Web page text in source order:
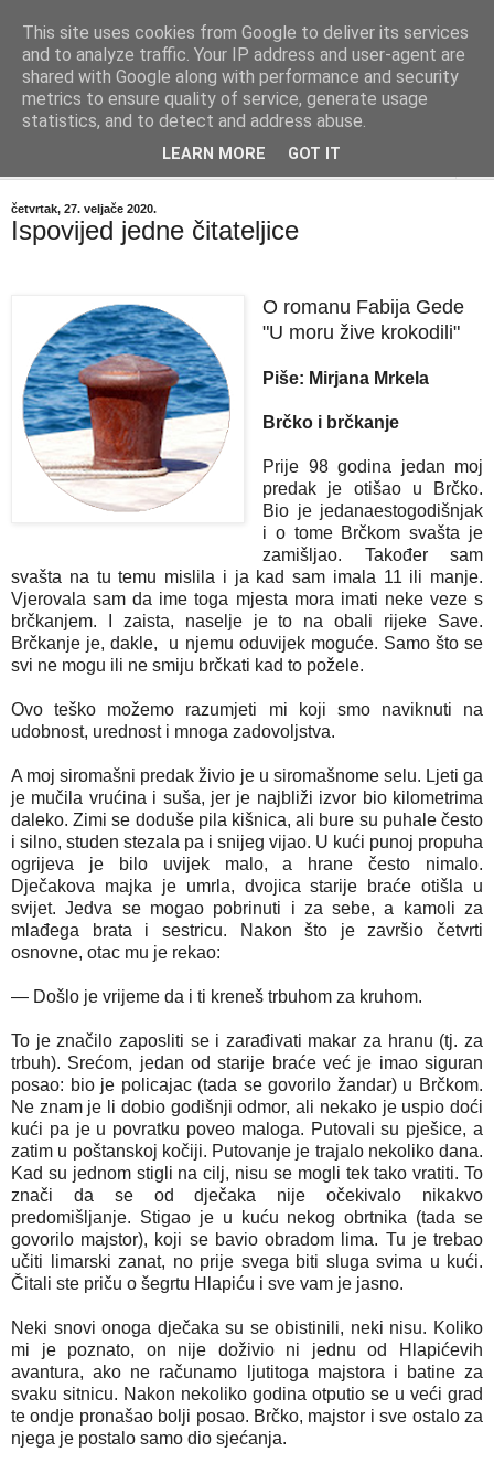
"Kvaka"
Časopis za književnost ISSN 2459-5632
četvrtak, 27. veljače 2020.
Ispovijed jedne čitateljice
O romanu Fabija Gede
"U moru žive krokodili"
Piše: Mirjana Mrkela
Brčko i brčkanje
Prije 98 godina jedan moj
predak je otišao u Brčko.
Bio je jedanaestogodišnjak
i o tome Brčkom svašta je
zamišljao. Također sam
svašta na tu temu mislila i ja kad sam imala 11 ili manje.
Vjerovala sam da ime toga mjesta mora imati neke veze s
brčkanjem. I zaista, naselje je to na obali rijeke Save.
Brčkanje je, dakle, u njemu oduvijek moguće. Samo što se
svi ne mogu ili ne smiju brčkati kad to požele.
Ovo teško možemo razumjeti mi koji smo naviknuti na
udobnost, urednost i mnoga zadovoljstva.
A moj siromašni predak živio je u siromašnome selu. Ljeti ga
je mučila vrućina i suša, jer je najbliži izvor bio kilometrima
daleko. Zimi se doduše pila kišnica, ali bure su puhale često
i silno, studen stezala pa i snijeg vijao. U kući punoj propuha
ogrijeva je bilo uvijek malo, a hrane često nimalo.
Dječakova majka je umrla, dvojica starije braće otišla u
svijet. Jedva se mogao pobrinuti i za sebe, a kamoli za
mlađega brata i sestricu. Nakon što je završio četvrti
osnovne, otac mu je rekao:
— Došlo je vrijeme da i ti kreneš trbuhom za kruhom.
To je značilo zaposliti se i zarađivati makar za hranu (tj. za
trbuh). Srećom, jedan od starije braće već je imao siguran
posao: bio je policajac (tada se govorilo žandar) u Brčkom.
Ne znam je li dobio godišnji odmor, ali nekako je uspio doći
kući pa je u povratku poveo maloga. Putovali su pješice, a
zatim u poštanskoj kočiji. Putovanje je trajalo nekoliko dana.
Kad su jednom stigli na cilj, nisu se mogli tek tako vratiti. To
znači da se od dječaka nije očekivalo nikakvo
predomišljanje. Stigao je u kuću nekog obrtnika (tada se
govorilo majstor), koji se bavio obradom lima. Tu je trebao
učiti limarski zanat, no prije svega biti sluga svima u kući.
Čitali ste priču o šegrtu Hlapiću i sve vam je jasno.
Neki snovi onoga dječaka su se obistinili, neki nisu. Koliko
mi je poznato, on nije doživio ni jednu od Hlapićevih
avantura, ako ne računamo ljutitoga majstora i batine za
svaku sitnicu. Nakon nekoliko godina otputio se u veći grad
te ondje pronašao bolji posao. Brčko, majstor i sve ostalo za
njega je postalo samo dio sjećanja.
This site uses cookies from Google to deliver its services
and to analyze traffic. Your IP address and user-agent are
shared with Google along with performance and security
metrics to ensure quality of service, generate usage
statistics, and to detect and address abuse.
LEARN MORE GOT IT